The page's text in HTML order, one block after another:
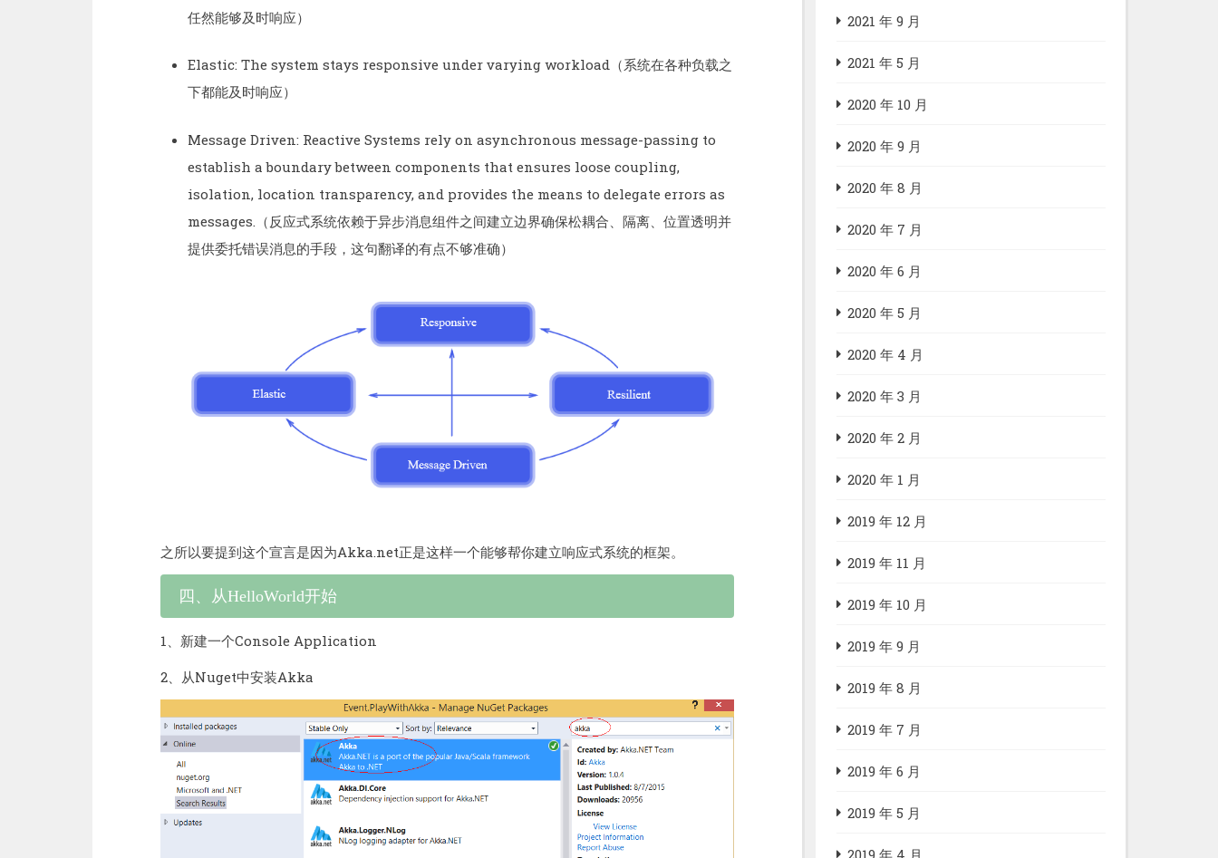
任然能够及时响应）
Elastic: The system stays responsive under varying workload（系统在各种负载之
下都能及时响应）
Message Driven: Reactive Systems rely on asynchronous message-passing to
establish a boundary between components that ensures loose coupling,
isolation, location transparency, and provides the means to delegate errors as
messages.（反应式系统依赖于异步消息组件之间建立边界确保松耦合、隔离、位置透明并
提供委托错误消息的手段，这句翻译的有点不够准确）
之所以要提到这个宣言是因为Akka.net正是这样一个能够帮你建立响应式系统的框架。
四、从HelloWorld开始
1、新建一个Console Application
2、从Nuget中安装Akka
2021 年 9 月
2021 年 5 月
2020 年 10 月
2020 年 9 月
2020 年 8 月
2020 年 7 月
2020 年 6 月
2020 年 5 月
2020 年 4 月
2020 年 3 月
2020 年 2 月
2020 年 1 月
2019 年 12 月
2019 年 11 月
2019 年 10 月
2019 年 9 月
2019 年 8 月
2019 年 7 月
2019 年 6 月
2019 年 5 月
2019 年 4 月